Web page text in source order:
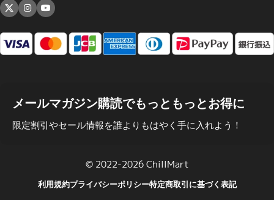
メールマガジン購読でもっともっとお得に
限定割引やセール情報を誰よりもはやく手に入れよう！
© 2022-2026 ChillMart
利用規約プライバシーポリシー特定商取引に基づく表記